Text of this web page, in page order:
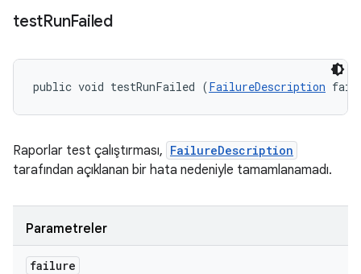
testRunFailed
public void testRunFailed (FailureDescription
Raporlar test çalıştırması, FailureDescription
tarafından açıklanan bir hata nedeniyle tamamlanamadı.
Parametreler
failure